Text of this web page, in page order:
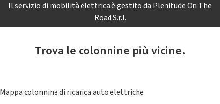
Il servizio di mobilità elettrica è gestito da Plenitude On The
Road S.r.l.
Trova le colonnine più vicine.
Mappa colonnine di ricarica auto elettriche